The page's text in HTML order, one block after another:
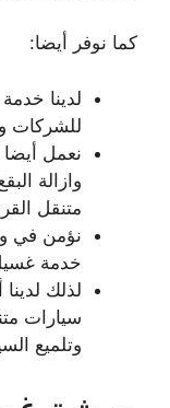
كما نوفر أيضا:
لدينا
للشركات
نعمل
وازالة
متنقل
نؤمن في
خدمة
لذلك
سيارات
وتلميع